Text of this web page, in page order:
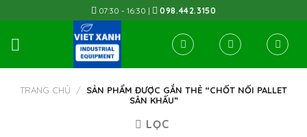
to
content
07:30 - 16:30 | 098.442.3150
TRANG CHỦ / SẢN PHẨM ĐƯỢC GẮN THẺ “CHỐT NỐI PALLET
SÂN KHẤU”
LỌC